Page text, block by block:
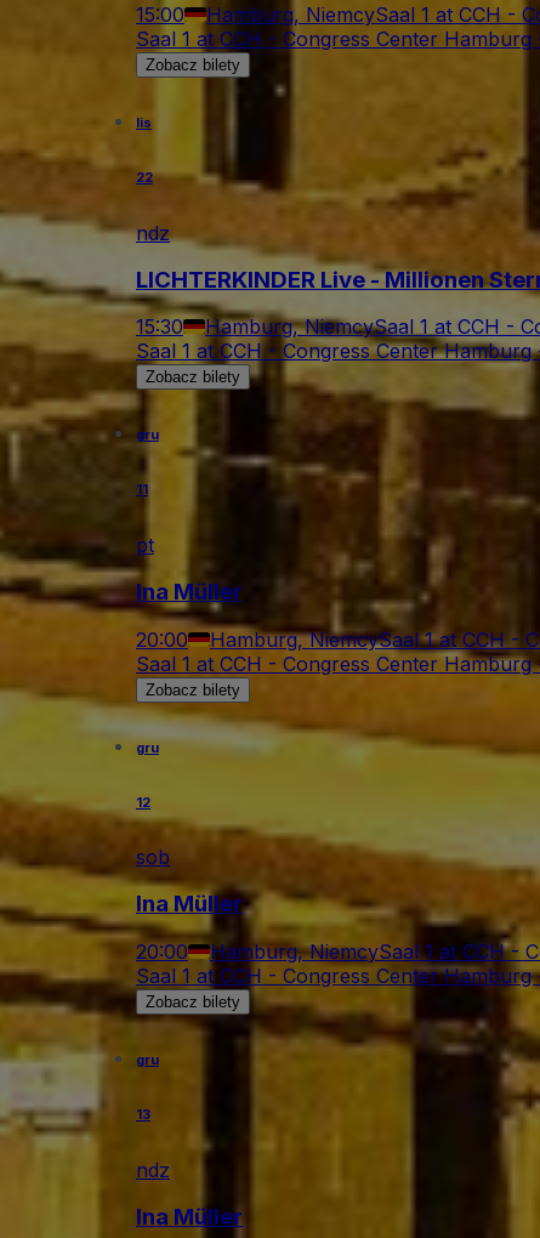
15:00 Hamburg, NiemcySaal 1 at CCH -
Saal 1 at CCH - Congress Center Hamburg
Zobacz bilety
lis
22
ndz
LICHTERKINDER Live - Millionen
15:30 Hamburg, NiemcySaal 1 at CCH -
Saal 1 at CCH - Congress Center Hamburg
Zobacz bilety
gru
11
pt
Ina Müller
20:00 Hamburg, NiemcySaal 1 at CCH -
Saal 1 at CCH - Congress Center Hamburg
Zobacz bilety
gru
12
sob
Ina Müller
20:00 Hamburg, NiemcySaal 1 at CCH -
Saal 1 at CCH - Congress Center Hamburg
Zobacz bilety
gru
13
ndz
Ina Müller